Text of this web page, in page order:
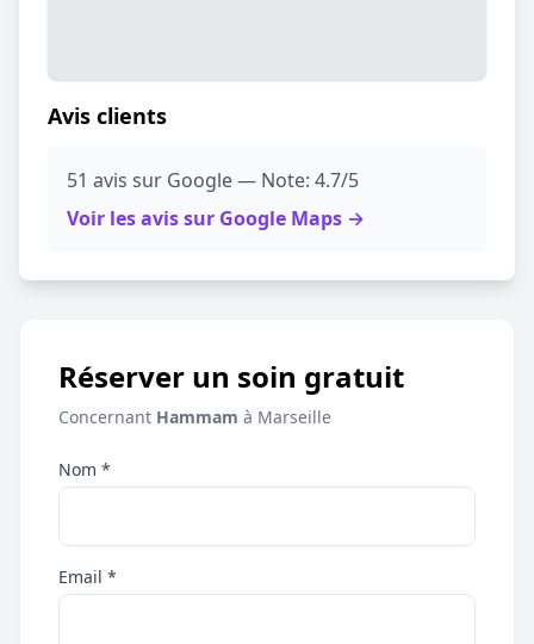
Avis clients
51 avis sur Google — Note: 4.7/5
Voir les avis sur Google Maps →
Réserver un soin gratuit
Concernant Hammam à Marseille
Nom *
Email *